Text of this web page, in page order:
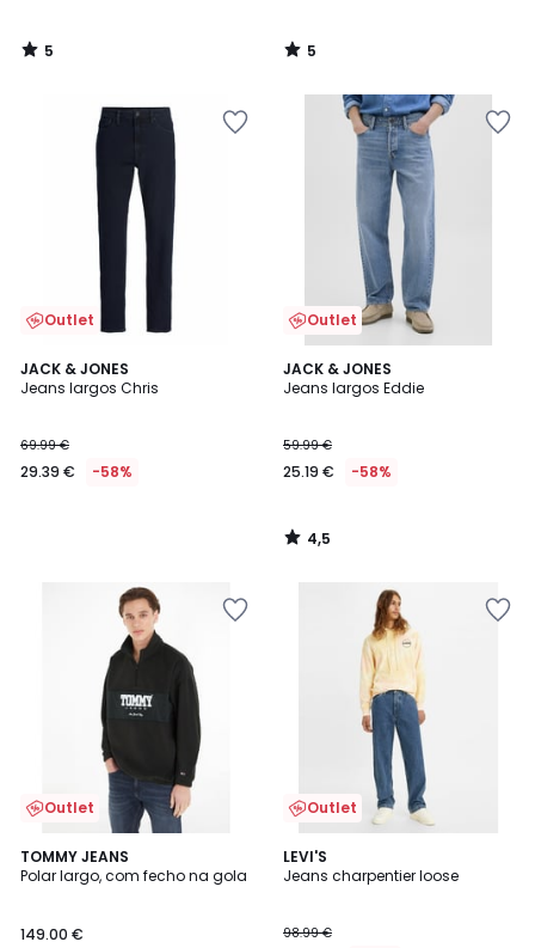
5
/
5
/
Outlet
JACK & JONES
Jeans largos Chris
69.99 €
29.39 € -58%
Outlet
JACK & JONES
Jeans largos Eddie
59.99 €
25.19 € -58%
4,5
/ 5
4,5
/
Outlet
TOMMY JEANS
Polar largo, com fecho na gola
149.00 €
Outlet
LEVI'S
Jeans charpentier loose
98.99 €
4,9
/ 5